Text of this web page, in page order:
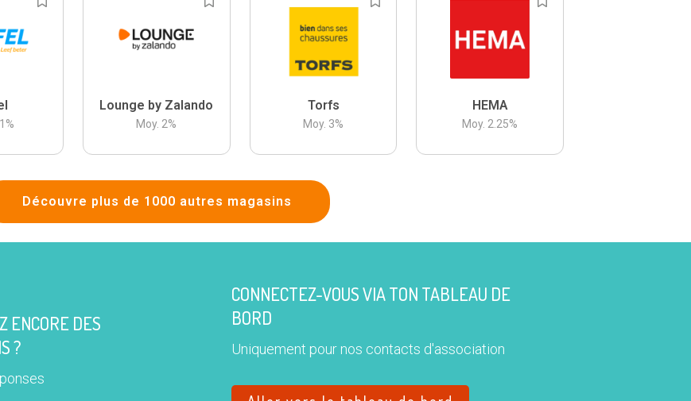
%
Lounge by Zalando
Moy. 2%
Torfs
Moy. 3%
HEMA
Moy. 2.25%
Découvre plus de 1000 autres magasins
ENCORE DES
?
CONNECTEZ-VOUS VIA TON TABLEAU DE
BORD
Uniquement pour nos contacts d'association